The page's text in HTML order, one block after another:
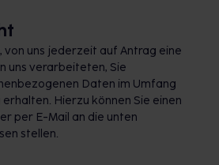
von uns jederzeit auf Antrag eine
uns verarbeiteten, Sie
Daten im Umfang
erhalten. Hierzu können Sie einen
per E-Mail an die unten
stellen.